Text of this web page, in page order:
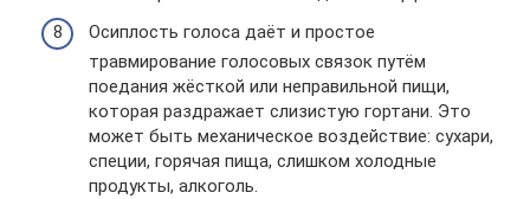
Осиплость голоса даёт и простое
травмирование голосовых связок путём
поедания жёсткой или неправильной пищи,
которая раздражает слизистую гортани. Это
может быть механическое воздействие: сухари,
специи, горячая пища, слишком холодные
продукты, алкоголь.